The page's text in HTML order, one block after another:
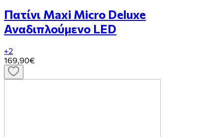
Πατίνι Maxi Micro Deluxe
Αναδιπλούμενο LED
+2
169,90€